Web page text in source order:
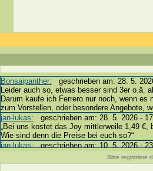
Bonsaipanther: geschrieben am: 28. 5.
Leider auch so, etwas besser sind 3er o.ä.
Darum kaufe ich Ferrero nur noch, wenn es
zum Vorstellen, oder besondere Angebote,
jan-lukas: geschrieben am: 28. 5. 2026 -
„Bei uns kostet das Joy mittlerweile 1,49 €,
Wie sind denn die Preise bei euch so?“
jan-lukas:geschrieben am: 10. 5. 2026 -
Bonsaipanther:geschrieben am: 10. 5.
Bitte registriere